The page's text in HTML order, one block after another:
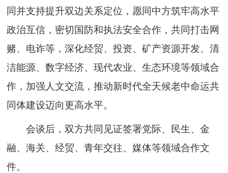
同并支持提升双边关系定位，愿同中方筑牢高水平
政治互信，密切国防和执法安全合作，共同打击网
赌、电诈等，深化经贸、投资、矿产资源开发、清
洁能源、数字经济、现代农业、生态环境等领域合
作，加强人文交流，推动新时代全天候老中命运共
同体建设迈向更高水平。
会谈后，双方共同见证签署党际、民生、金
融、海关、经贸、青年交往、媒体等领域合作文
件。